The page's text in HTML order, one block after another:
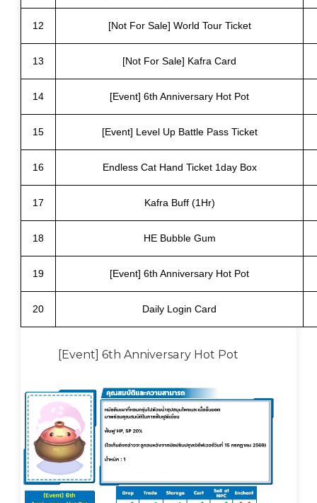
12 [Not For Sale] World Tour Ticket
13 [Not For Sale] Kafra Card
14 [Event] 6th Anniversary Hot Pot
15 [Event] Level Up Battle Pass Ticket
16 Endless Cat Hand Ticket 1day Box
17 Kafra Buff (1Hr)
18 HE Bubble Gum
19 [Event] 6th Anniversary Hot Pot
20 Daily Login Card
[Event] 6th Anniversary Hot Pot